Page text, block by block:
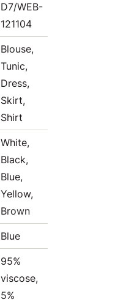
D7/WEB-
121104
Blouse,
Tunic,
Dress,
Skirt,
Shirt
White,
Black,
Blue,
Yellow,
Brown
Blue
95%
viscose,
5%